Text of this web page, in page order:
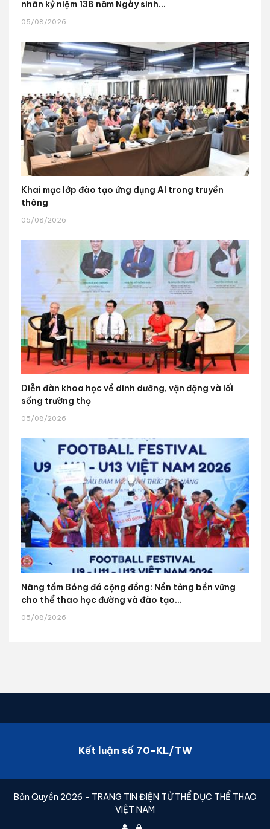
nhân kỷ niệm 138 năm Ngày sinh...
05/08/2026
Khai mạc lớp đào tạo ứng dụng AI trong truyền
thông
05/08/2026
Diễn đàn khoa học về dinh dưỡng, vận động và lối
sống trường thọ
05/08/2026
Nâng tầm Bóng đá cộng đồng: Nền tảng bền vững
cho thể thao học đường và đào tạo...
05/08/2026
Kết luận số 70-KL/TW
Bản Quyền 2026 - TRANG TIN ĐIỆN TỬ THỂ DỤC THỂ THAO
VIỆT NAM